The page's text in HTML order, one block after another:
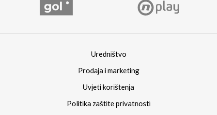
Uredništvo
Prodaja i marketing
Uvjeti korištenja
Politika zaštite privatnosti